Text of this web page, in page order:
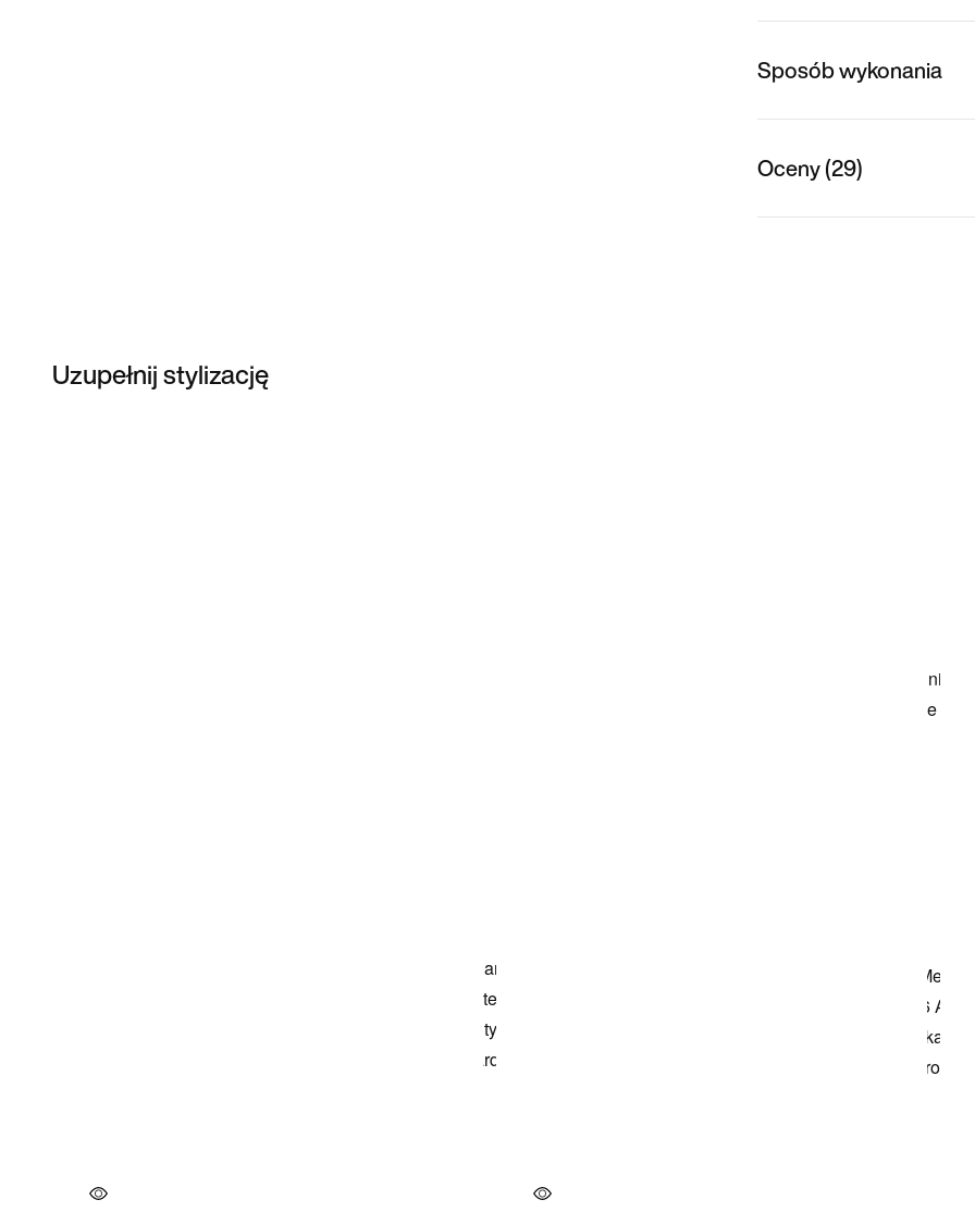
Sposób wykonania
Oceny (29)
Uzupełnij stylizację